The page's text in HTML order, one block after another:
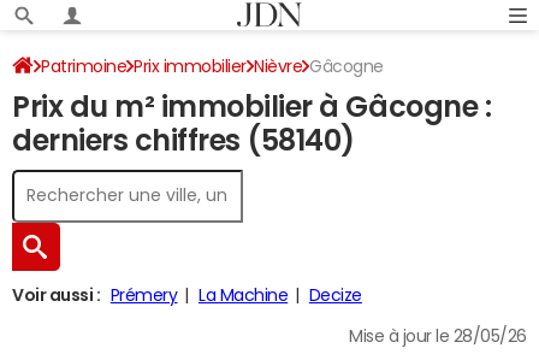
Patrimoine Prix immobilier Nièvre Gâcogne
Prix du m² immobilier à Gâcogne :
derniers chiffres (58140)
Voir aussi : Prémery La Machine Decize
Mise à jour le 28/05/26